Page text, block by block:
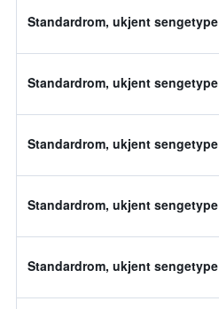
Standardrom, ukjent sengetype
Standardrom, ukjent sengetype
Standardrom, ukjent sengetype
Standardrom, ukjent sengetype
Standardrom, ukjent sengetype